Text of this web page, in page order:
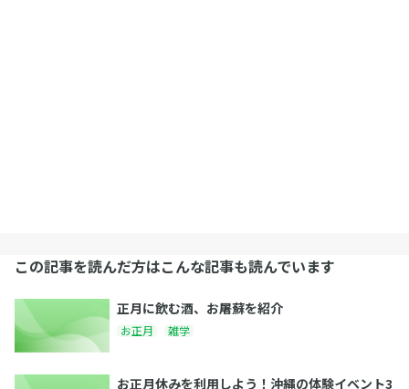
この記事を読んだ方はこんな記事も読んでいます
正月に飲む酒、お屠蘇を紹介
お正月 雑学
お正月休みを利用しよう！沖縄の体験イベント3